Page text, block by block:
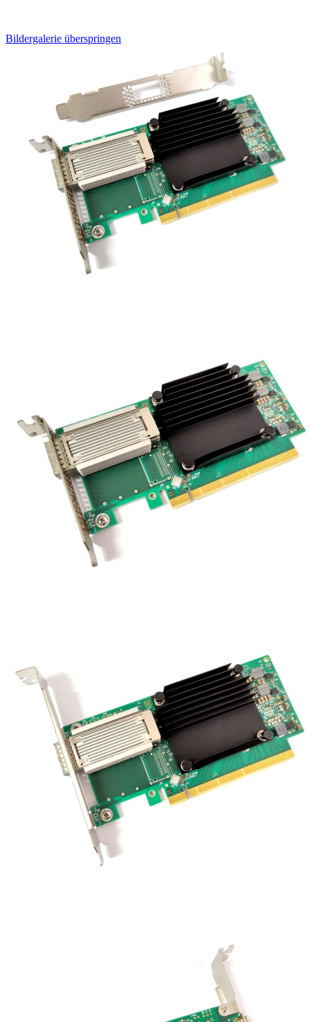
Bildergalerie überspringen